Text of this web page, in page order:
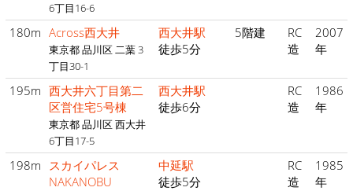
6丁目16-6
180m Across西大井
東京都 品川区 二葉 3
丁目30-1
西大井駅
徒歩5分
5階建
RC
造
2007
年
195m 西大井六丁目第二
区営住宅5号棟
東京都 品川区 西大井
6丁目17-5
西大井駅
徒歩6分
RC
造
1986
年
198m スカイパレス
NAKANOBU
中延駅
徒歩5分
RC
造
1985
年